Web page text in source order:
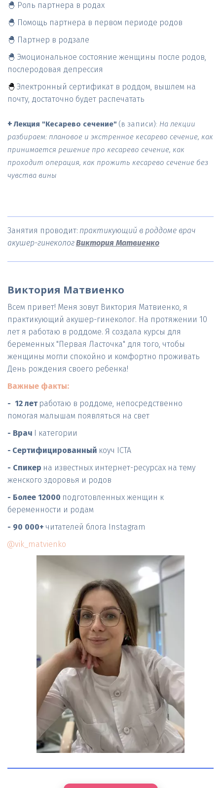
🐣 Роль партнера в родах
🐣 Помощь партнера в первом периоде родов
🐣 Партнер в родзале
🐣 Эмоциональное состояние женщины после родов,
послеродовая депрессия
🐣 Электронный сертификат в роддом, вышлем на
почту, достаточно будет распечатать
+ Лекция "Кесарево сечение" (в записи): На лекции
разбираем: плановое и экстренное кесарево сечение, как
принимается решение про кесарево сечение, как
проходит операция, как прожить кесарево сечение без
чувства вины
Занятия проводит: практикующий в роддоме врач
акушер-гинекологВиктория Матвиенко
Виктория Матвиенко
Всем привет! Меня зовут Виктория Матвиенко, я
практикующий акушер-гинеколог. На протяжении 10
лет я работаю в роддоме. Я создала курсы для
беременных "Первая Ласточка" для того, чтобы
женщины могли спокойно и комфортно проживать
День рождения своего ребенка!
Важные факты:
-  12 лет работаю в роддоме, непосредственно
помогая малышам появляться на свет
- Врач I категории
- Сертифицированный коуч ICTA
- Спикер на известных интернет-ресурсах на тему
женского здоровья и родов
- Более 12000 подготовленных женщин к
беременности и родам
- 90 000+ читателей блога Instagram
@vik_matvienko